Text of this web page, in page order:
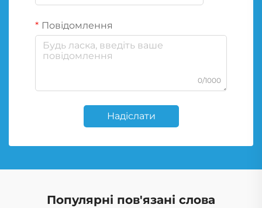
Повідомлення
0/1000
Надіслати
Популярні пов'язані слова